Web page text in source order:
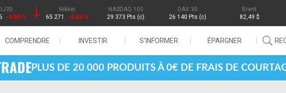
DJ30
-0,85 %
Nikkei
65 271
-0,63 %
NASDAQ 100
29 373 Pts (c)
DAX 30
26 140 Pts (c)
Brent
82,49 $
COMPRENDRE INVESTIR S'INFORMER ÉPARGNER
PLUS DE 20 000 PRODUITS À 0€ DE FRAIS DE